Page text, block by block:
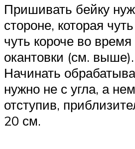
Пришивать бейку
стороне, которая
чуть короче во
окантовки (см. выше).
Начинать
нужно не с угла, а
отступив,
20 см.